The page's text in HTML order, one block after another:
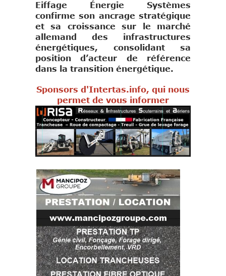
Eiffage Énergie Systèmes
confirme son ancrage stratégique
et sa croissance sur le marché
allemand des infrastructures
énergétiques, consolidant sa
position d’acteur de référence
dans la transition énergétique.
Sponsors d'Intertas.info, qui nous
permet de vous informer